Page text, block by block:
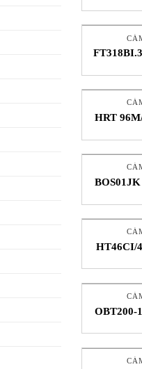
HRT
HT46CI/
OBT200-